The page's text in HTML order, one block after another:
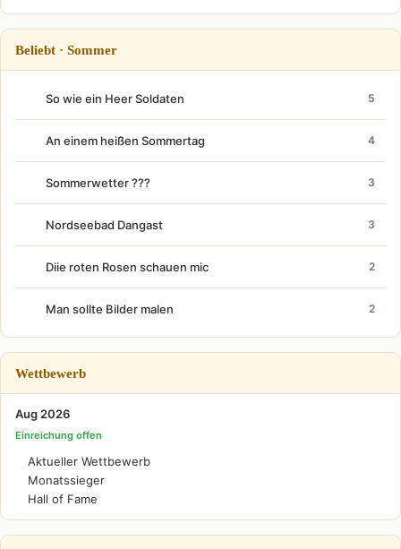
Beliebt · Sommer
So wie ein Heer Soldaten 5
An einem heißen Sommertag 4
Sommerwetter ??? 3
Nordseebad Dangast 3
Diie roten Rosen schauen mic 2
Man sollte Bilder malen 2
Wettbewerb
Aug 2026
Einreichung offen
Aktueller Wettbewerb
Monatssieger
Hall of Fame